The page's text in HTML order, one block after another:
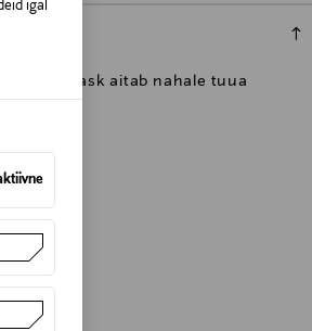
igal
aitab nahale tuua